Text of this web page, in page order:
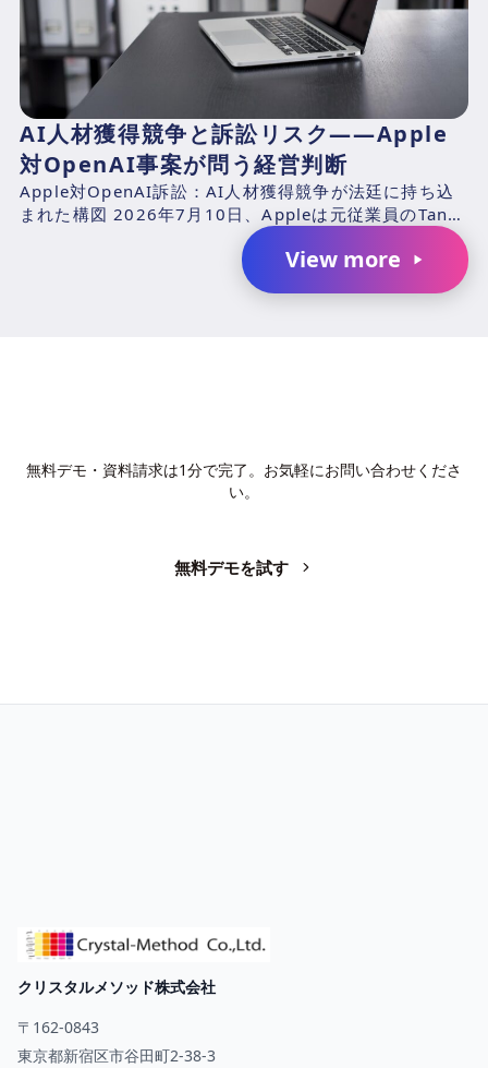
AI人材獲得競争と訴訟リスク――Apple
対OpenAI事案が問う経営判断
Apple対OpenAI訴訟：AI人材獲得競争が法廷に持ち込
まれた構図 2026年7月10日、Appleは元従業員のTang
View more
無料デモ・資料請求は1分で完了。お気軽にお問い合わせくださ
い。
無料デモを試す
クリスタルメソッド株式会社
〒162-0843
東京都新宿区市谷田町2-38-3